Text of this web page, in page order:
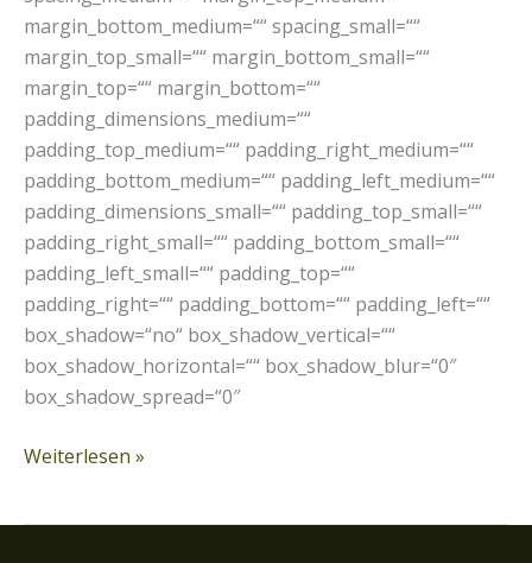
margin_bottom_medium=““ spacing_small=““
margin_top_small=““ margin_bottom_small=““
margin_top=““ margin_bottom=““
padding_dimensions_medium=““
padding_top_medium=““ padding_right_medium=““
padding_bottom_medium=““ padding_left_medium=““
padding_dimensions_small=““ padding_top_small=““
padding_right_small=““ padding_bottom_small=““
padding_left_small=““ padding_top=““
padding_right=““ padding_bottom=““ padding_left=““
box_shadow=“no“ box_shadow_vertical=““
box_shadow_horizontal=““ box_shadow_blur=“0″
box_shadow_spread=“0″
Weiterlesen »